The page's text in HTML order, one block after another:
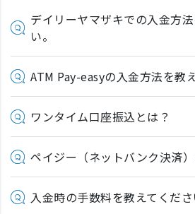
デイリーヤマザキでの入金方
い。
ATM Pay-easyの入金方法を教
ワンタイム口座振込とは？
ペイジー（ネットバンク決済
入金時の手数料を教えてくださ